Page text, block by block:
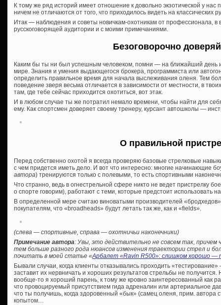
К тому же ряд историй имеет отношение к довольно экзотической у нас
ничем не отличаются от того, что приходилось видеть на классических
Итак — наблюдения и советы новичкам-охотникам от профессионала, в
русскоговорящей аудитории и с моими примечаниями.
Безоговорочно
Каким бы ты ни был успешным человеком, помни — на ближайший день
мире. Знания и умения выдающегося брокера, программиста или
определить правильное время для начала выслеживания оленя. Тем
поведение зверя весьма отличается в зависимости от местности, в
там, где тебе сейчас приходится охотиться, вот этак.
И в любом случае ты же потратил немало времени, чтобы найти для
ему. Как спортсмен доверяет своему тренеру, курсант автошколы —
О правильной
Перед собственно охотой я всегда проверяю базовые стрелковые
с чем придется иметь дело. И вот что интересно: многие начинающие
автора) тренируются только с полевыми, то есть спортивными
Что странно, ведь в огнестрельной сфере никто не ведет пристрелку
о спорте говорим), работают с теми, которые предстоит использовать
В определенной мере считаю виноватыми производителей
покупателям, что «broadheads» будут летать так же, как и «fields».
(слева — спортивные, справа — охотничьи наконечники)
Примечание автора: Увы, это действительно не совсем так,
тем больше разного рода нюансов изменения траектории стрел и
почитать в моей статье «Арбалет «Ravin R500»: слишком хорошо —
Бывали случаи, когда клиенты отказывались проходить
заставит их нервничать и хороших результатов стрельбы не
вообще-то я хороший парень, к тому же кровно заинтересованный как
что провоцируемый присутствием гида адреналин или артериальное
что ты получишь, когда здоровенный «бык» (самец оленя, прим. автора
копытом…